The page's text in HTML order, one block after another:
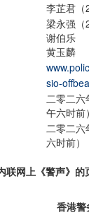
李芷君（
梁永强（
谢伯乐
黄玉麟
sio-
二零二六
午六时前）
二零二六
六时前）
网上《警声》的
香港